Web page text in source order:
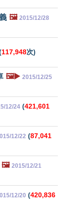
🖼️ 2015/12/28
117,948次)
🖼️▶️ 2015/12/25
12/24 (421,601
12/22 (87,041
🖼️ 2015/12/21
12/20 (420,836